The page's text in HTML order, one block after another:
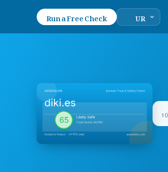
Run a Free Check